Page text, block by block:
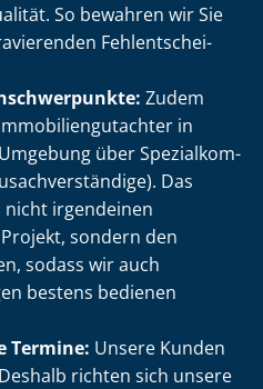
So bewahren wir Sie
Fehl­ent­schei­
Zudem
in
über Spe­zi­al­kom­
Das
nicht irgendeinen
sondern den
sodass wir auch
bestens bedienen
Termine: Unsere Kunden
richten sich unsere